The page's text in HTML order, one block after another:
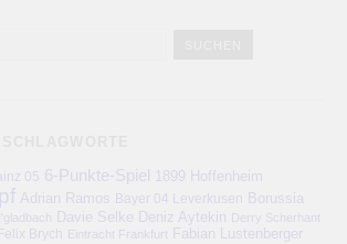
05 6-Punkte-Spiel 1899 Hoffenheim
Adrian Ramos Bayer 04 Leverkusen
Borussia
Davie Selke Deniz Aytekin Derry Scherhant
Brych Eintracht Frankfurt
Fabian Lustenberger